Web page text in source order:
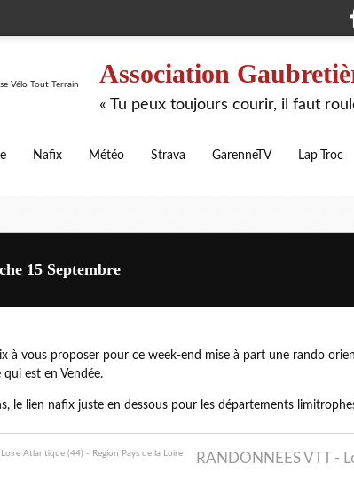
Association
« Tu peux toujours courir, il faut
Nafix Météo Strava GarenneTV Lap'Troc
15 Septembre
à vous proposer pour ce week-end mise à part une rando
est en Vendée.
le lien nafix juste en dessous pour les départements